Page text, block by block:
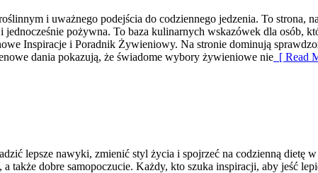
i uważnego podejścia do codziennego jedzenia. To strona,
pożywna. To baza kulinarnych wskazówek dla osób,
Inspiracje i Poradnik Żywieniowy. Na stronie dominują
dania pokazują, że świadome wybory żywieniowe nie [ Read
lepsze nawyki, zmienić styl życia i spojrzeć na codzienną dietę
dobre samopoczucie. Każdy, kto szuka inspiracji, aby jeść